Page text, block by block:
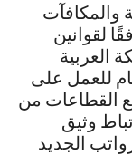
لقوانين
العربية
للعمل على
القطاعات من
وثيق
الجديد